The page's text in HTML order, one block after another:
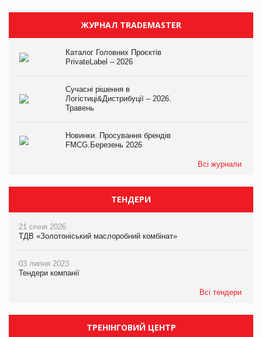
ЖУРНАЛ TRADEMASTER
Каталог Головних Проєктів
PrivateLabel – 2026
Сучасні рішення в
Логістиці&Дистрибуції – 2026.
Травень
Новинки. Просування брендів
FMCG.Березень 2026
Всі журнали
ТЕНДЕРИ
21 січня 2026
ТДВ «Золотоніський маслоробний комбінат»
03 липня 2023
Тендери компанії
Всі тендери
ТРЕНІНГОВИЙ ЦЕНТР